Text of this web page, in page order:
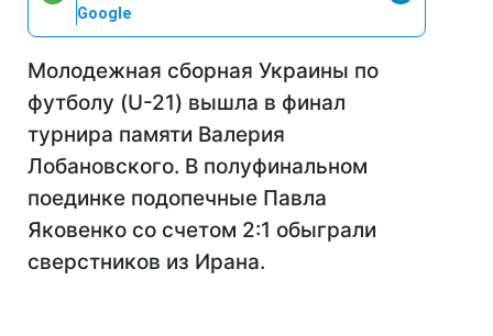
Google
Молодежная сборная Украины по
футболу (U-21) вышла в финал
турнира памяти Валерия
Лобановского. В полуфинальном
поединке подопечные Павла
Яковенко со счетом 2:1 обыграли
сверстников из Ирана.